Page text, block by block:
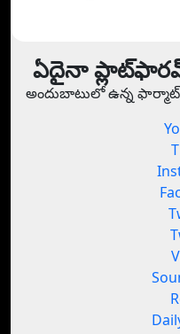
ఏదైనా
అందుబాటులో ఉన్న